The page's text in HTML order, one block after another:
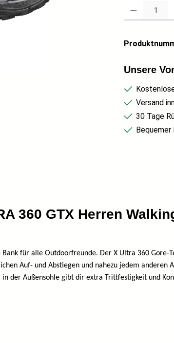
Produkt
Unsere
Versand
30 Tage
360 GTX Herren
für alle Outdoorfreunde. Der X Ultra 360
Auf- und Abstiegen und nahezu jedem anderen
der Außensohle gibt dir extra Trittfestigkeit und